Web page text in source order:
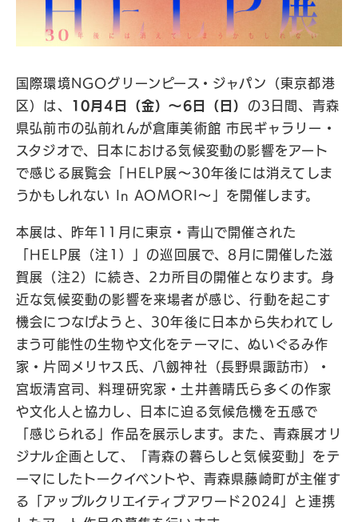
国際環境NGOグリーンピース・ジャパン（東京都港
区）は、
10月4日（金）〜6日（日） の3日間、青森
県弘前市の弘前れんが倉庫美術館 市民ギャラリー・
スタジオで、日本における気候変動の影響をアート
で感じる展覧会「HELP展〜30年後には消えてしま
うかもしれない In AOMORI〜」を開催します。
本展は、昨年11月に東京・青山で開催された
「HELP展（注1）」の巡回展で、8月に開催した滋
賀展（注2）に続き、2カ所目の開催となります。身
近な気候変動の影響を来場者が感じ、行動を起こす
機会につなげようと、30年後に日本から失われてし
まう可能性の生物や文化をテーマに、ぬいぐるみ作
家・片岡メリヤス氏、八劔神社（長野県諏訪市）・
宮坂清宮司、料理研究家・土井善晴氏ら多くの作家
や文化人と協力し、日本に迫る気候危機を五感で
「感じられる」作品を展示します。また、青森展オリ
ジナル企画として、「青森の暮らしと気候変動」をテ
ーマにしたトークイベントや、青森県藤崎町が主催す
る「アップルクリエイティブアワード2024」と連携